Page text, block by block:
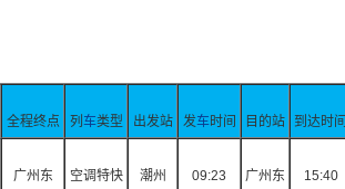
全程终点 列 车类型 出发站 发车时间 目的站 到达时间
广州东 空调特快 潮州 09:23 广州东 15:40